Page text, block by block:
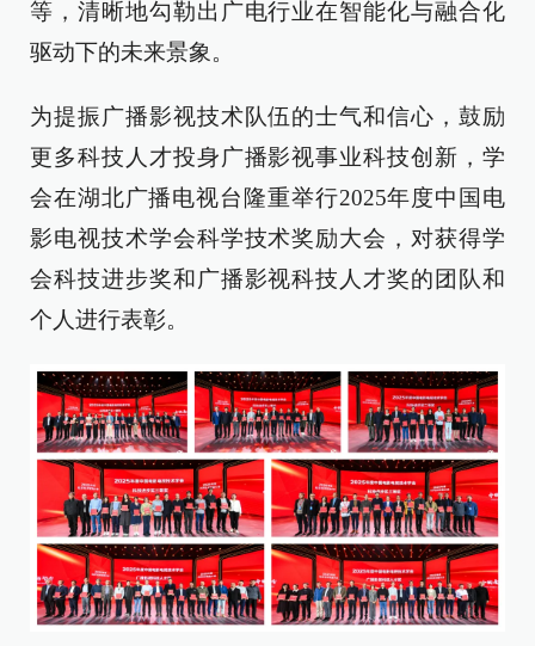
等，清晰地勾勒出广电行业在智能化与融合化
驱动下的未来景象。
为提振广播影视技术队伍的士气和信心，鼓励
更多科技人才投身广播影视事业科技创新，学
会在湖北广播电视台隆重举行2025年度中国电
影电视技术学会科学技术奖励大会，对获得学
会科技进步奖和广播影视科技人才奖的团队和
个人进行表彰。